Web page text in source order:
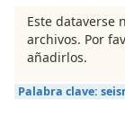
Este dataverse
archivos. Por
añadirlos.
Palabra clave: